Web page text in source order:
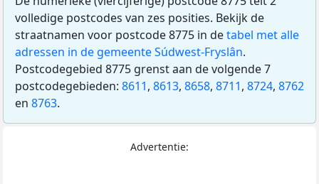
volledige postcodes van zes posities. Bekijk de
straatnamen voor postcode 8775 in detabel met alle
adressen in de gemeente Súdwest-Fryslân.
Postcodegebied 8775 grenst aan de volgende 7
postcodegebieden: 8611, 8613, 8658, 8711, 8724, 8762
en 8763.
Advertentie: